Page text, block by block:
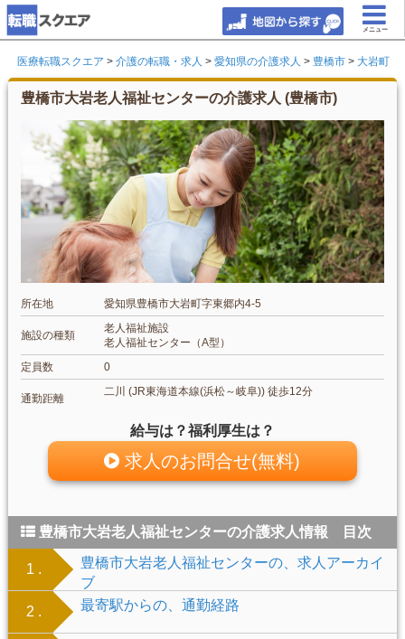
メニュー
医療転職スクエア > 介護の転職・求人 > 愛知県の介護求人 > 豊橋市 > 大岩町
豊橋市大岩老人福祉センターの介護求人 (豊橋市)
所在地 愛知県豊橋市大岩町字東郷内4-5
施設の種類
老人福祉施設
老人福祉センター（A型）
定員数
0
通勤距離
二川 (JR東海道本線(浜松～岐阜)) 徒歩12分
給与は？福利厚生は？
求人のお問合せ(無料)
豊橋市大岩老人福祉センターの介護求人情報 目次
1 .
豊橋市大岩老人福祉センターの、求人アーカイ
ブ
2 .
最寄駅からの、通勤経路